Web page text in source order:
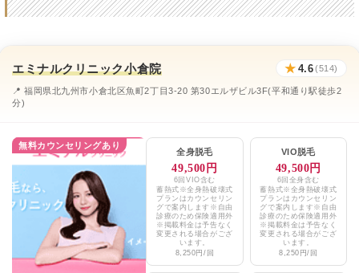
村田クリニック ★2.8 / 5（80件）
ひまりクリニック ★2.5 / 5（46件）
くろき・ひろクリニック
アトールクリニック北九州小倉院 ★0 / 0（0件）
さくらビューティクリニック ★3.7 / 5（49件）
KANNO’A.clinic 小倉院 ★4.9 / 5（578件）
エミナルクリニックメンズ小倉院 ★4.6 / 5（191件）
エミナルクリニック小倉院 ★ 4.6(514)
📍 福岡県北九州市小倉北区魚町2丁目3-20 第30エルザビル3F(平和通り駅徒歩2
分)
無料カウンセリングあり
全身脱毛
49,500円
6回VIO含む
蓄熱式※全身熱破壊式
プランはカウンセリン
グで案内します※自由
診療のため保険適用外
※掲載料金は予告なく
変更される場合がござ
います。
8,250円/回
VIO脱毛
49,500円
6回全身含む
蓄熱式※全身熱破壊式
プランはカウンセリン
グで案内します※自由
診療のため保険適用外
※掲載料金は予告なく
変更される場合がござ
います。
8,250円/回